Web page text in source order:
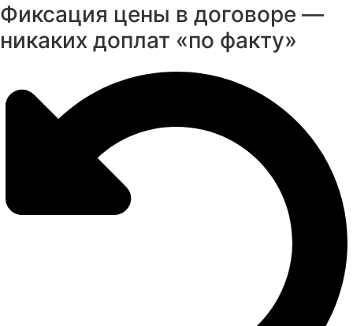
Фиксация цены в договоре —
никаких доплат «по факту»